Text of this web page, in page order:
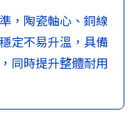
，陶瓷軸心、銅線
定不易升溫，具備
同時提升整體耐用